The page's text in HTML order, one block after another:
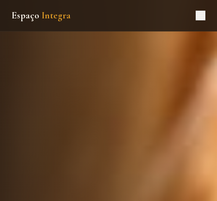
Espaço Integra